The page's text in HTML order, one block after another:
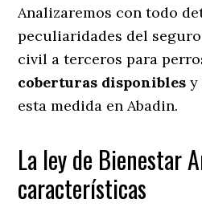
Analizaremos con todo
peculiaridades del
civil a terceros para
coberturas disponibles y
esta medida en Abadin.
La ley de Bienestar
características